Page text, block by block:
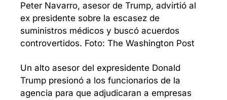
Peter Navarro, asesor de Trump, advirtió al
ex presidente sobre la escasez de
suministros médicos y buscó acuerdos
controvertidos. Foto: The Washington Post
Un alto asesor del expresidente Donald
Trump presionó a los funcionarios de la
agencia para que adjudicaran a empresas